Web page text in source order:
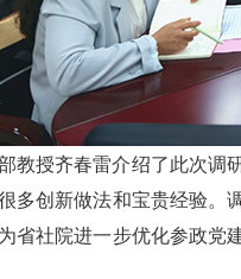
教授齐春雷介绍了此次
多创新做法和宝贵经验。
省社院进一步优化参政